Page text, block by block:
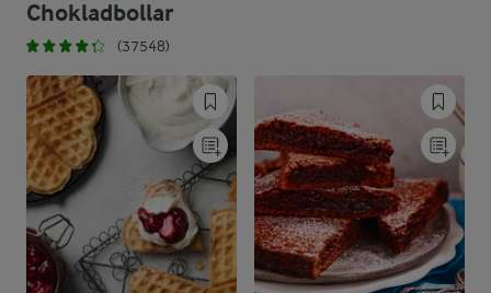
Chokladbollar
(37548)